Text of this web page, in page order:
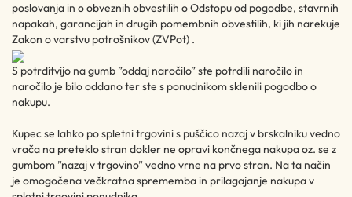
poslovanja in o obveznih obvestilih o Odstopu od pogodbe, stavrnih
napakah, garancijah in drugih pomembnih obvestilih, ki jih narekuje
Zakon o varstvu potrošnikov (ZVPot) .
S potrditvijo na gumb ”oddaj naročilo” ste potrdili naročilo in
naročilo je bilo oddano ter ste s ponudnikom sklenili pogodbo o
nakupu.
Kupec se lahko po spletni trgovini s puščico nazaj v brskalniku vedno
vrača na preteklo stran dokler ne opravi končnega nakupa oz. se z
gumbom ”nazaj v trgovino” vedno vrne na prvo stran. Na ta način
je omogočena večkratna sprememba in prilagajanje nakupa v